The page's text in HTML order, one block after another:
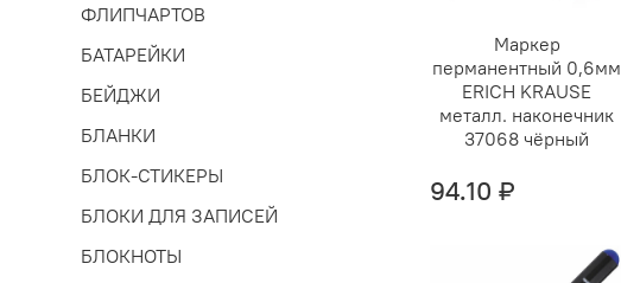
Маркер
перманентный 0,6мм
ERICH KRAUSE
металл. наконечник
37068 чёрный
94.10 ₽
ФЛИПЧАРТОВ
БАТАРЕЙКИ
БЕЙДЖИ
БЛАНКИ
БЛОК-СТИКЕРЫ
БЛОКИ ДЛЯ ЗАПИСЕЙ
БЛОКНОТЫ